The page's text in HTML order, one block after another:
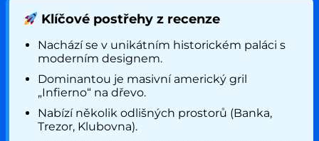
Klíčové postřehy z recenze
Nachází se v unikátním historickém paláci s
moderním designem.
Dominantou je masivní americký gril
„Infierno“ na dřevo.
Nabízí několik odlišných prostorů (Banka,
Trezor, Klubovna).